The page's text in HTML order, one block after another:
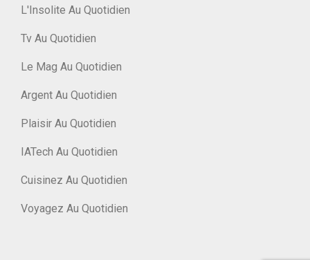
L'Insolite Au Quotidien
Tv Au Quotidien
Le Mag Au Quotidien
Argent Au Quotidien
Plaisir Au Quotidien
IATech Au Quotidien
Cuisinez Au Quotidien
Voyagez Au Quotidien